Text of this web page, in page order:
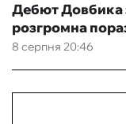
8 серпня 20:46
Дебют Довбика
розгромна